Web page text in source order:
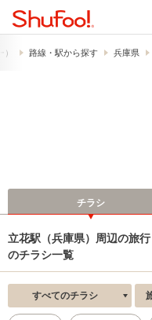
路線・駅から探す 兵庫県
チラシ
立花駅（兵庫県）周辺の旅
のチラシ一覧
すべてのチラシ